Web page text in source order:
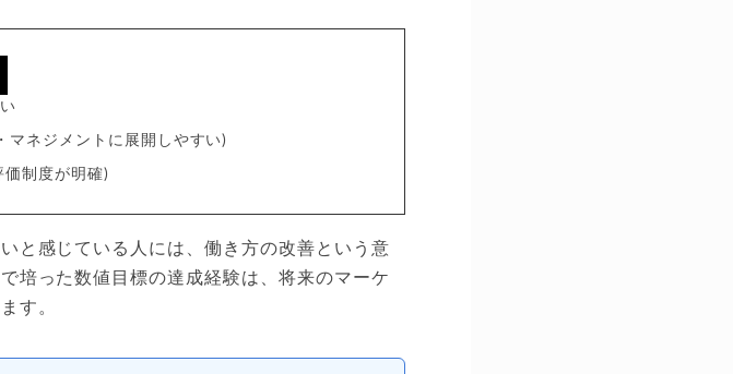
マネジメントに展開しやすい)
制度が明確)
と感じている人には、働き方の改善という意
培った数値目標の達成経験は、将来のマーケ
す。